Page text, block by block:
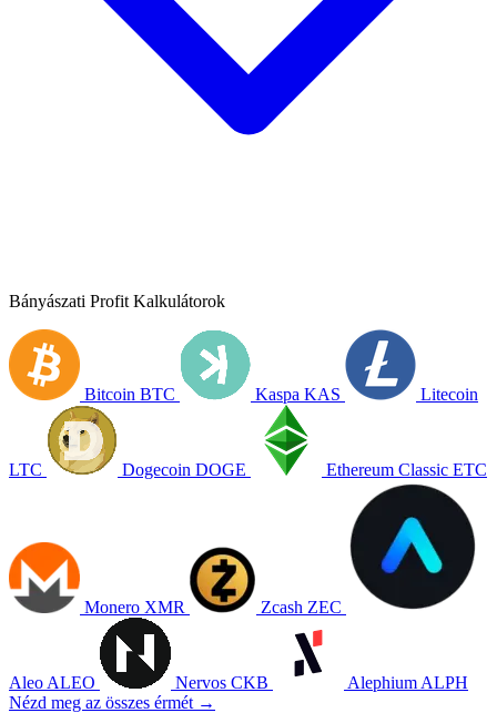
Bányászati Profit Kalkulátorok
Bitcoin BTC Kaspa KAS Litecoin
LTC Dogecoin DOGE Ethereum Classic ETC
Monero XMR Zcash ZEC
Aleo ALEO Nervos CKB Alephium ALPH
Nézd meg az összes érmét →